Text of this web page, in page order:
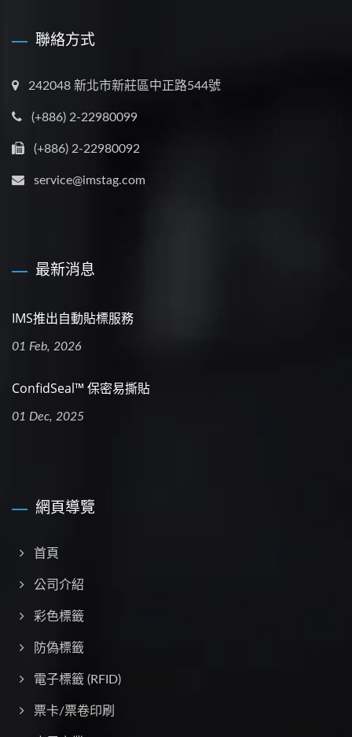
聯絡方式
242048 新北市新莊區中正路544號
(+886) 2-22980099
(+886) 2-22980092
service@imstag.com
最新消息
IMS推出自動貼標服務
01 Feb, 2026
ConfidSeal™ 保密易撕貼
01 Dec, 2025
網頁導覽
首頁
公司介紹
彩⾊標籤
防偽標籤
電子標籤 (RFID)
票卡/票卷印刷